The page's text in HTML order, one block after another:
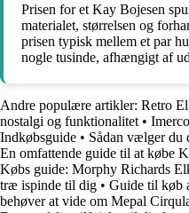
Prisen for et Kay Bojesen
materialet, størrelsen og
prisen typisk mellem et par
nogle tusinde, afhængigt af
Andre populære artikler: Retro
nostalgi og funktionalitet •
Indkøbsguide • Sådan vælger du
En omfattende guide til at købe
Købs guide: Morphy Richards
træ ispinde til dig • Guide til køb
behøver at vide om Mepal